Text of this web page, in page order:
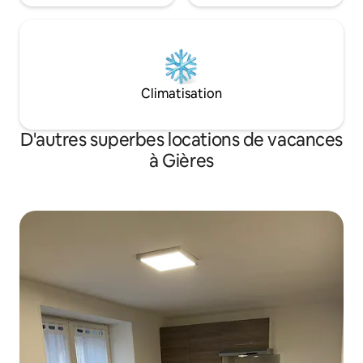
Climatisation
D'autres superbes locations de vacances
à Gières